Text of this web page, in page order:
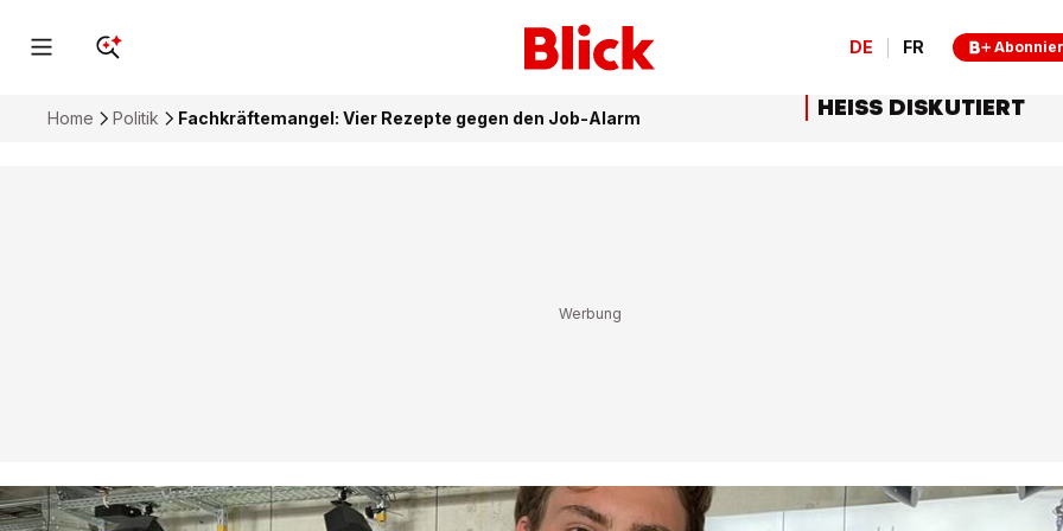
DE FR
Home Politik Fachkräftemangel: Vier Rezepte gegen den Job-Alarm HEISS DISKUTIERT